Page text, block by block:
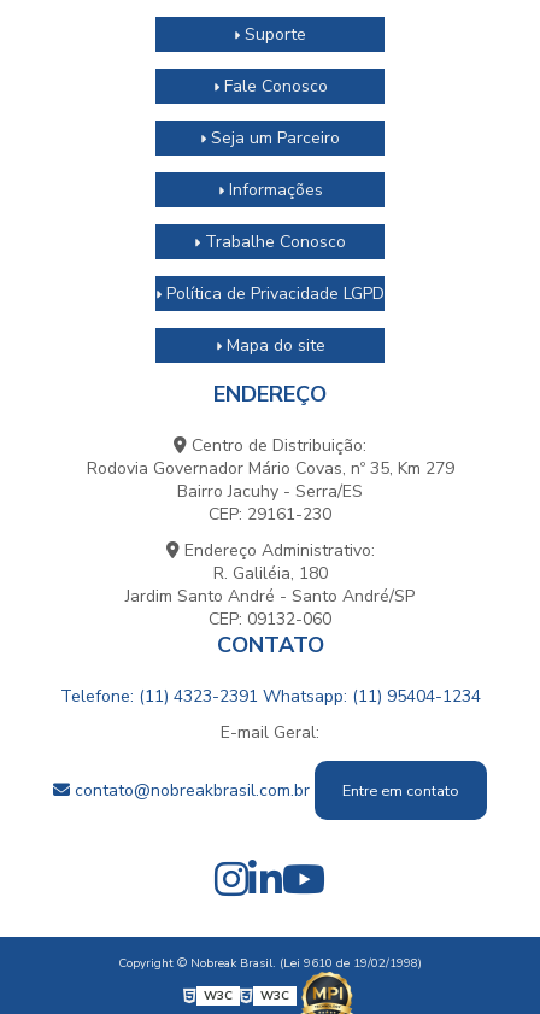
Suporte
Fale Conosco
Seja um Parceiro
Informações
Trabalhe Conosco
Política de Privacidade LGPD
Mapa do site
ENDEREÇO
Centro de Distribuição:
Rodovia Governador Mário Covas, nº 35, Km 279
Bairro Jacuhy - Serra/ES
CEP: 29161-230
Endereço Administrativo:
R. Galiléia, 180
Jardim Santo André - Santo André/SP
CEP: 09132-060
CONTATO
Telefone: (11) 4323-2391 Whatsapp: (11) 95404-1234
E-mail Geral:
contato@nobreakbrasil.com.br Entre em contato
Copyright © Nobreak Brasil. (Lei 9610 de 19/02/1998)
W3C
W3C